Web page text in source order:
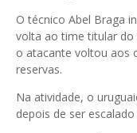
O técnico Abel Braga
volta ao time titular do
o atacante voltou aos
reservas.
Na atividade, o
depois de ser